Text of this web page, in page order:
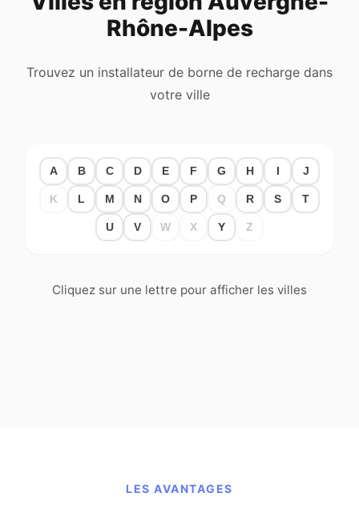
Rhône-Alpes
Trouvez un installateur de borne de recharge dans
votre ville
A B C D E F G H J
K L M N O P Q R S T
U V W X Y Z
Cliquez sur une lettre pour afficher les villes
LES AVANTAGES